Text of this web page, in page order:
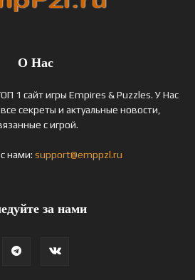
О Нас
1 сайт игры Empires & Puzzles. У Нас
секреты и актуальные новости,
с игрой.
нами: support@emppzl.ru
за нами